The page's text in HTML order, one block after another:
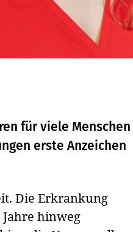
für viele Menschen
erste Anzeichen
Die Erkrankung
hinweg